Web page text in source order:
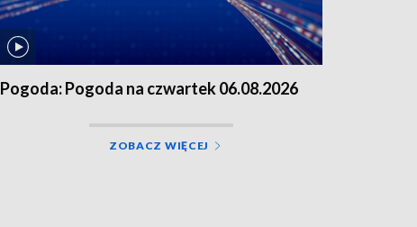
Pogoda: Pogoda na czwartek 06.08.2026
ZOBACZ WIĘCEJ